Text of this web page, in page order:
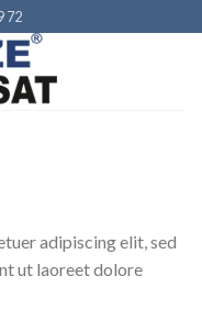
72
adipiscing elit, sed
ut laoreet dolore